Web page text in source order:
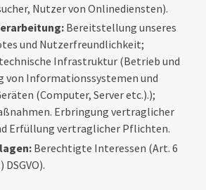
Nutzer von Onlinediensten).
Bereitstellung unseres
und Nutzerfreundlichkeit;
Infrastruktur (Betrieb und
von Informationssystemen und
(Computer, Server etc.).);
Erbringung vertraglicher
Erfüllung vertraglicher Pflichten.
Berechtigte Interessen (Art. 6
DSGVO).